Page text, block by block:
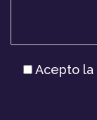
Acepto la